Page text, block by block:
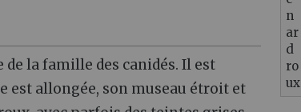
n
ar
d
ro
ux
de la famille des canidés. Il est
est allongée, son museau étroit et